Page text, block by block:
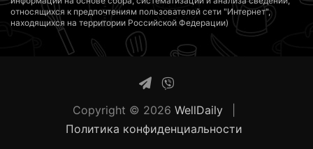
относящихся к предпочтениям пользователей сети "Интернет",
находящихся на территории Российской Федерации)
Copyright © 2026 WellDaily
Политика конфиденциальности